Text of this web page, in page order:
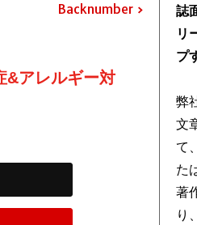
Backnumber
&アレルギー対
誌
リ
プ
弊
文
て
た
著
り